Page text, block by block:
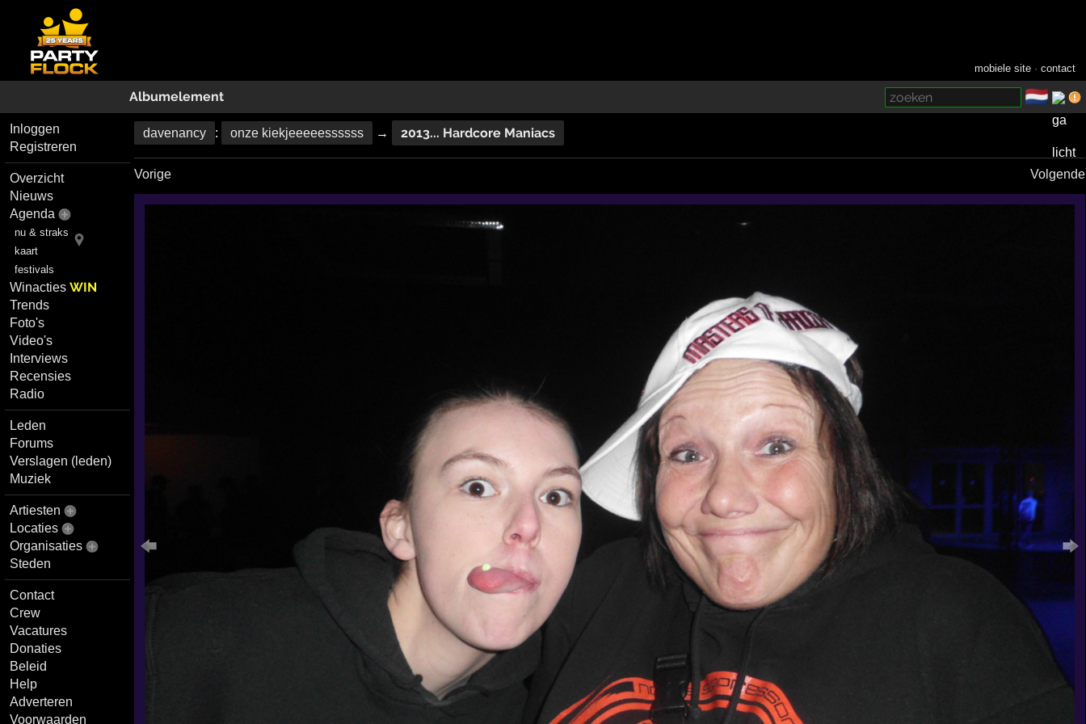
mobiele site ·contact
Albumelement 🇳🇱
Inloggen
Registreren
Overzicht
Nieuws
Agenda
nu & straks
kaart
festivals
WinactiesWIN
Trends
Foto's
Video's
Interviews
Recensies
Radio
Leden
Forums
Verslagen (leden)
Muziek
Artiesten
Locaties
Organisaties
Steden
Contact
Crew
Vacatures
Donaties
Beleid
Help
Adverteren
Voorwaarden
davenancy : onze kiekjeeeeessssss → 2013... Hardcore Maniacs
Vorige Volgende